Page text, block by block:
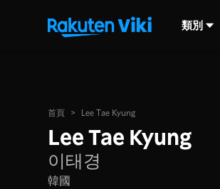
類別
首頁 > Lee Tae Kyung
Lee Tae Kyung
이태경
韓國